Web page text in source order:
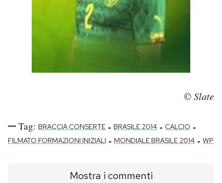
©Slate
Tag: BRACCIA CONSERTE - BRASILE 2014 - CALCIO -
FILMATO FORMAZIONI INIZIALI - MONDIALE BRASILE 2014 - WP
Mostra i commenti